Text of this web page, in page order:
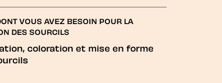
VOUS AVEZ BESOIN POUR LA
DES SOURCILS
coloration et mise en forme